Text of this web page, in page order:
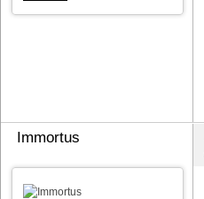
Immortus